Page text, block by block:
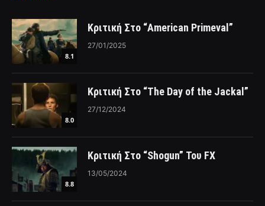
8.1
Κριτική Στο “American Primeval”
27/01/2025
8.0
Κριτική Στο “The Day of the Jackal”
27/12/2024
8.8
Κριτική Στο “Shogun” Του FX
13/05/2024